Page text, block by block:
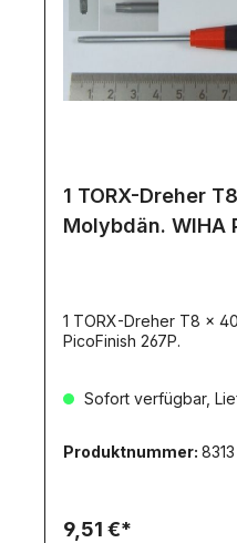
1 TORX-Dreher
Molybdän. WIHA
1 TORX-Dreher T8 x
PicoFinish 267P.
Sofort verfügbar,
Produktnummer: 8313
9,51 €*